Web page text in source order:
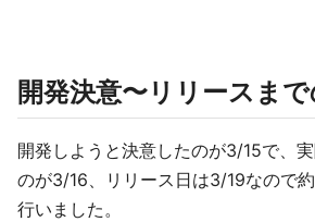
開発決意〜リリースま
開発しようと決意したのが3/15で、
のが3/16、リリース日は3/19なので
行いました。